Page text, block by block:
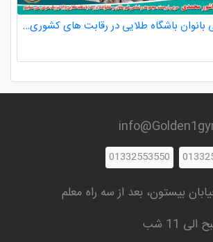
کسب مقام قهرمانی بانوان باشگاه طلایی در رقابت های کشوری کاراته
01332553550
بیستون، بعد از سه راه معلم